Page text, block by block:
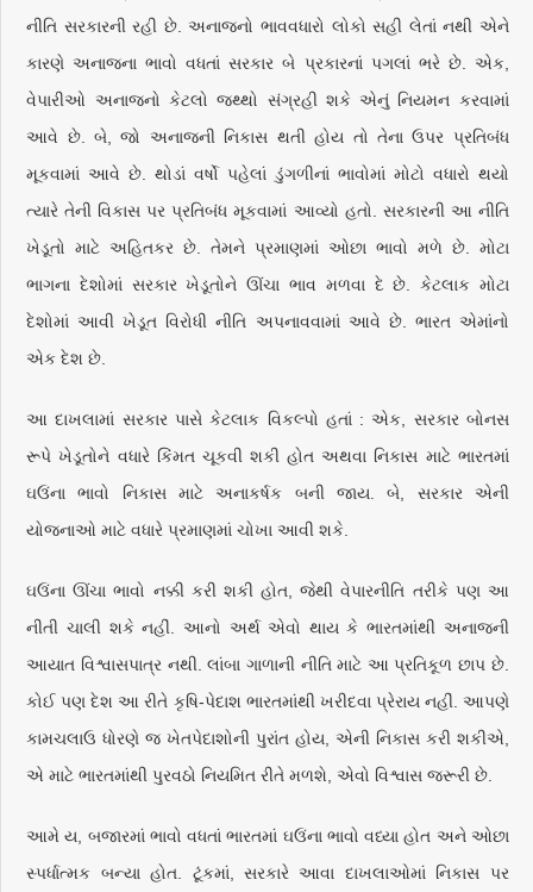
નીતિ સરકારની રહી છે. અનાજનો ભાવવધારો લોકો સહી લેતાં નથી એને
કારણે અનાજના ભાવો વધતાં સરકાર બે પ્રકારનાં પગલાં ભરે છે. એક,
વેપારીઓ અનાજનો કેટલો જથ્થો સંગ્રહી શકે એનું નિયમન કરવામાં
આવે છે. બે, જો અનાજની નિકાસ થતી હોય તો તેના ઉપર પ્રતિબંધ
મૂકવામાં આવે છે. થોડાં વર્ષો પહેલાં ડુંગળીનાં ભાવોમાં મોટો વધારો થયો
ત્યારે તેની વિકાસ પર પ્રતિબંધ મૂકવામાં આવ્યો હતો. સરકારની આ નીતિ
ખેડૂતો માટે અહિતકર છે. તેમને પ્રમાણમાં ઓછા ભાવો મળે છે. મોટા
ભાગના દેશોમાં સરકાર ખેડૂતોને ઊંચા ભાવ મળવા દે છે. કેટલાક મોટા
દેશોમાં આવી ખેડૂત વિરોધી નીતિ અપનાવવામાં આવે છે. ભારત એમાંનો
એક દેશ છે.
આ દાખલામાં સરકાર પાસે કેટલાક વિકલ્પો હતાં : એક, સરકાર બોનસ
રૂપે ખેડૂતોને વધારે કિંમત ચૂકવી શકી હોત અથવા નિકાસ માટે ભારતમાં
ઘઉંના ભાવો નિકાસ માટે અનાકર્ષક બની જાય. બે, સરકાર એની
યોજનાઓ માટે વધારે પ્રમાણમાં ચોખા આવી શકે.
ઘઉંના ઊંચા ભાવો નક્કી કરી શકી હોત, જેથી વેપારનીતિ તરીકે પણ આ
નીતી ચાલી શકે નહીં. આનો અર્થ એવો થાય કે ભારતમાંથી અનાજની
આયાત વિશ્વાસપાત્ર નથી. લાંબા ગાળાની નીતિ માટે આ પ્રતિકૂળ છાપ છે.
કોઈ પણ દેશ આ રીતે કૃષિ-પેદાશ ભારતમાંથી ખરીદવા પ્રેરાય નહીં. આપણે
કામચલાઉ ધોરણે જ ખેતપેદાશોની પુરાંત હોય, એની નિકાસ કરી શકીએ,
એ માટે ભારતમાંથી પુરવઠો નિયમિત રીતે મળશે, એવો વિશ્વાસ જરૂરી છે.
આમે ય, બજારમાં ભાવો વધતાં ભારતમાં ઘઉંના ભાવો વધ્યા હોત અને ઓછા
સ્પર્ધાત્મક બન્યા હોત. ટૂંકમાં, સરકારે આવા દાખલાઓમાં નિકાસ પર